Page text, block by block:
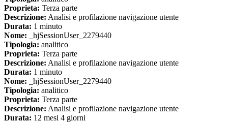
Proprieta: Terza parte
Descrizione: Analisi e profilazione navigazione utente
Durata: 1 minuto
Nome: _hjSessionUser_2279440
Tipologia: analitico
Proprieta: Terza parte
Descrizione: Analisi e profilazione navigazione utente
Durata: 1 minuto
Nome: _hjSessionUser_2279440
Tipologia: analitico
Proprieta: Terza parte
Descrizione: Analisi e profilazione navigazione utente
Durata: 12 mesi 4 giorni